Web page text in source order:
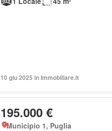
10 giu 2025 in Immobiliare.it
195.000 €
Municipio 1, Puglia